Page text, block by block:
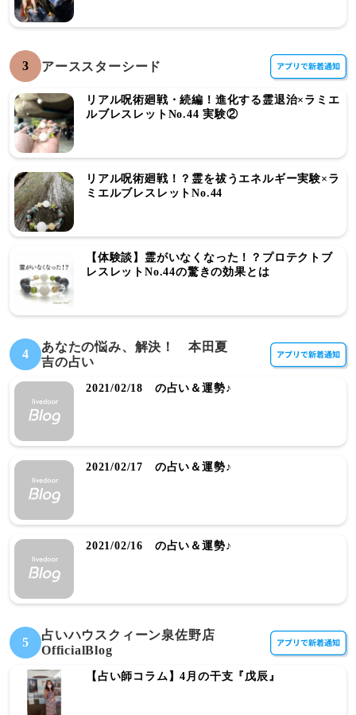
3 アーススターシード
リアル呪術廻戦・続編！進化する霊退治×ラミエ
ルブレスレットNo.44 実験②
リアル呪術廻戦！？霊を祓うエネルギー実験×ラ
ミエルブレスレットNo.44
【体験談】霊がいなくなった！？プロテクトブ
レスレットNo.44の驚きの効果とは
4
あなたの悩み、解決！ 本田夏
吉の占い
2021/02/18 の占い＆運勢♪
2021/02/17 の占い＆運勢♪
2021/02/16 の占い＆運勢♪
5
占いハウスクィーン泉佐野店
OfficialBlog
【占い師コラム】4月の干支『戊辰』